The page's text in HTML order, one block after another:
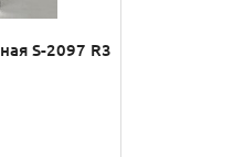
S-2097 R3